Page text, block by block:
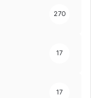
270
17
17